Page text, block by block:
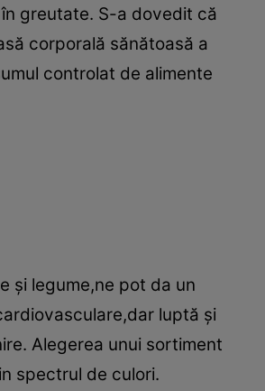
greutate. S-a dovedit că
corporală sănătoasă a
controlat de alimente
şi legume,ne pot da un
luptă şi
Alegerea unui sortiment
spectrul de culori.